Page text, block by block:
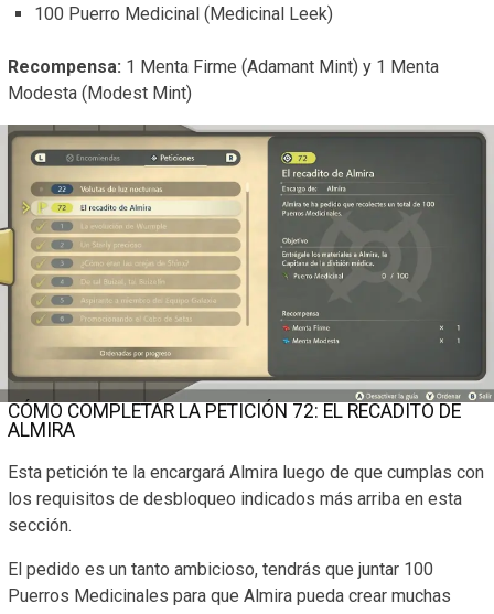
100 Puerro Medicinal (Medicinal Leek)
Recompensa: 1 Menta Firme (Adamant Mint) y 1 Menta
Modesta (Modest Mint)
CÓMO COMPLETAR LA PETICIÓN 72: EL RECADITO DE
ALMIRA
Esta petición te la encargará Almira luego de que cumplas con
los requisitos de desbloqueo indicados más arriba en esta
sección.
El pedido es un tanto ambicioso, tendrás que juntar 100
Puerros Medicinales para que Almira pueda crear muchas